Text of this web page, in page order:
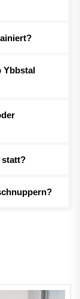
Ybbstal
statt?